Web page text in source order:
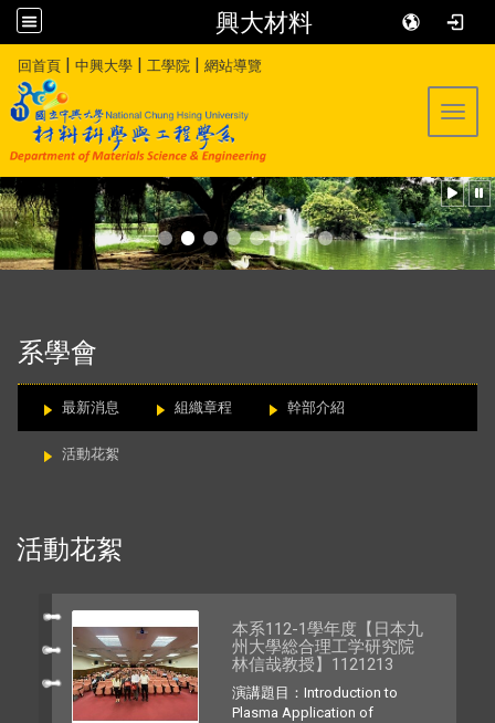
興大材料
回首頁 | 中興大學 | 工學院 | 網站導覽
系學會
最新消息 組織章程 幹部介紹
活動花絮
活動花絮
本系112-1學年度【日本九
州大學総合理工学研究院
林信哉教授】1121213
演講題目：Introduction to
Plasma Application of